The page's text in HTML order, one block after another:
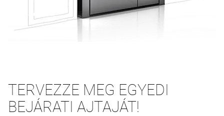
TERVEZZE MEG EGYEDI
BEJÁRATI AJTAJÁT!